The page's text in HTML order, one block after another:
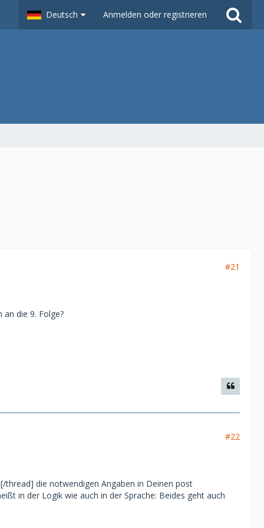
Deutsch Anmelden oder registrieren
#21
die 9. Folge?
#22
[/thread] die notwendigen Angaben in Deinen post
in der Logik wie auch in der Sprache: Beides geht auch